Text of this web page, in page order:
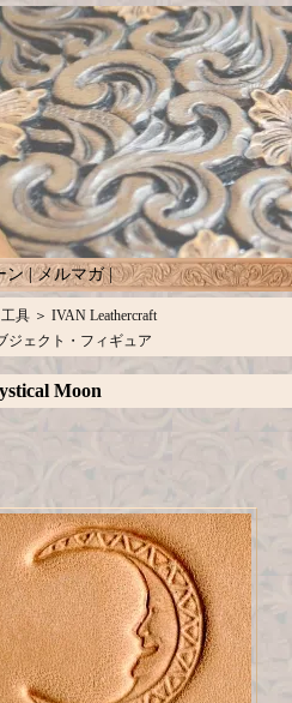
ン|メルマガ|
具 ＞ IVAN Leathercraft
ジェクト・フィギュア
Moon